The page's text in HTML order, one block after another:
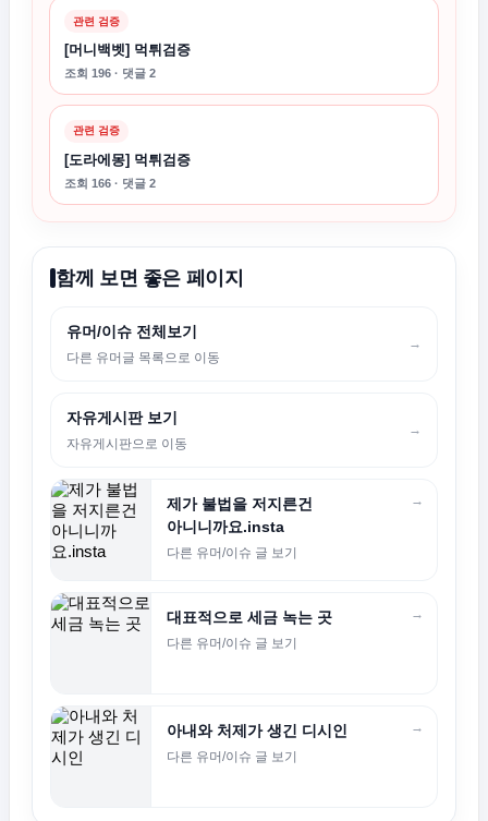
관련 검증
[머니백벳] 먹튀검증
조회 196 · 댓글 2
관련 검증
[도라에몽] 먹튀검증
조회 166 · 댓글 2
함께 보면 좋은 페이지
유머/이슈 전체보기
다른 유머글 목록으로 이동
→
자유게시판 보기
자유게시판으로 이동
→
제가 불법을 저지른건
아니니까요.insta
다른 유머/이슈 글 보기
→
대표적으로 세금 녹는 곳
다른 유머/이슈 글 보기
→
아내와 처제가 생긴 디시인
다른 유머/이슈 글 보기
→